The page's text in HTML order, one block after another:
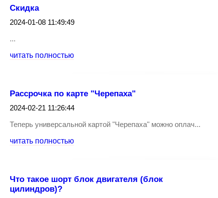
Скидка
2024-01-08 11:49:49
...
читать полностью
Рассрочка по карте "Черепаха"
2024-02-21 11:26:44
Теперь универсальной картой "Черепаха" можно оплач...
читать полностью
Что такое шорт блок двигателя (блок
цилиндров)?